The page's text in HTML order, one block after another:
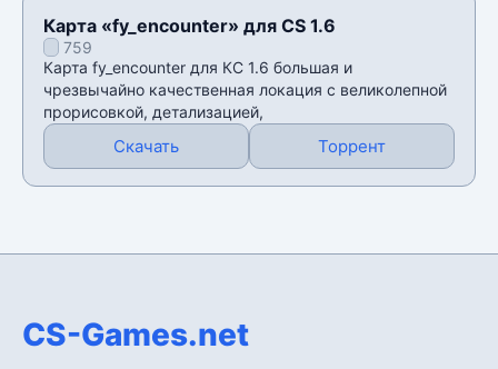
Карта «fy_encounter» для CS 1.6
759
Карта fy_encounter для КС 1.6 большая и
чрезвычайно качественная локация с великолепной
прорисовкой, детализацией,
Скачать Торрент
CS-Games.net